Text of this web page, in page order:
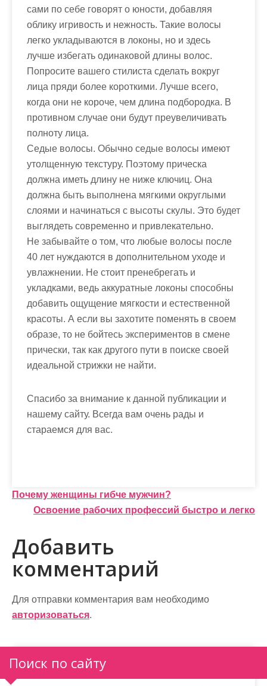
сами по себе говорят о юности, добавляя
облику игривость и нежность. Такие волосы
легко укладываются в локоны, но и здесь
лучше избегать одинаковой длины волос.
Попросите вашего стилиста сделать вокруг
лица пряди более короткими. Лучше всего,
когда они не короче, чем длина подбородка. В
противном случае они будут преувеличивать
полноту лица.
Седые волосы. Обычно седые волосы имеют
утолщенную текстуру. Поэтому прическа
должна иметь длину не ниже ключиц. Она
должна быть выполнена мягкими округлыми
слоями и начинаться с высоты скулы. Это будет
выглядеть современно и привлекательно.
Не забывайте о том, что любые волосы после
40 лет нуждаются в дополнительном уходе и
увлажнении. Не стоит пренебрегать и
укладками, ведь аккуратные локоны способны
добавить ощущение мягкости и естественной
красоты. А если вы захотите поменять в своем
образе, то не бойтесь экспериментов в смене
прически, так как другого пути в поиске своей
идеальной стрижки не найти.
Спасибо за внимание к данной публикации и
нашему сайту. Всегда вам очень рады и
стараемся для вас.
Н
в
и
а
и
я
Почему женщины гибче мужчин?
Освоение рабочих профессий быстро и легко
Добавить
комментарий
Для отправки комментария вам необходимо
авторизоваться.
Поиск по сайту